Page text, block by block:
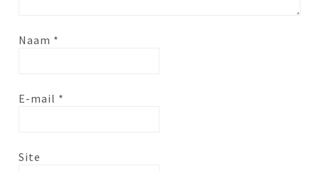
Naam *
E-mail *
Site